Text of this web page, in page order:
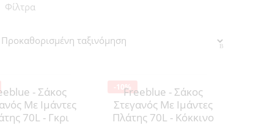
Φίλτρα
- Σάκος
Με Ιμάντες
70L - Γκρι
-10%Freeblue - Σάκος
Στεγανός Με Ιμάντες
Πλάτης 70L - Κόκκινο